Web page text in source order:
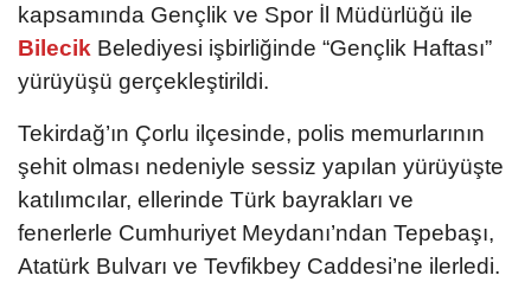
kapsamında Gençlik ve Spor İl Müdürlüğü ile
Bilecik Belediyesi işbirliğinde “Gençlik Haftası”
yürüyüşü gerçekleştirildi.
Tekirdağ’ın Çorlu ilçesinde, polis memurlarının
şehit olması nedeniyle sessiz yapılan yürüyüşte
katılımcılar, ellerinde Türk bayrakları ve
fenerlerle Cumhuriyet Meydanı’ndan Tepebaşı,
Atatürk Bulvarı ve Tevfikbey Caddesi’ne ilerledi.